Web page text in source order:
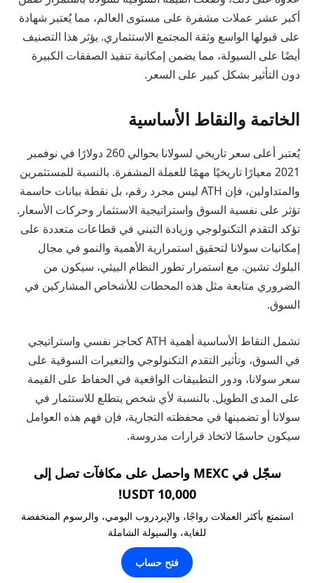
أكبر عشر عملات مشفرة على مستوى العالم، مما يُعتبر شهادة
على قبولها الواسع وثقة المجتمع الاستثماري. يؤثر هذا التصنيف
أيضًا على السيولة، مما يضمن إمكانية تنفيذ الصفقات الكبيرة
دون التأثير بشكل كبير على السعر.
الخاتمة والنقاط الأساسية
يُعتبر أعلى سعر تاريخي لسولانا بحوالي 260 دولارًا في نوفمبر
2021 معيارًا تاريخيًا مهمًا للعملة المشفرة. بالنسبة للمستثمرين
والمتداولين، فإن ATH ليس مجرد رقم، بل نقطة بيانات حاسمة
تؤثر على نفسية السوق واستراتيجية الاستثمار وحركات الأسعار.
تؤكد التقدم التكنولوجي وزيادة التبني في قطاعات متعددة على
إمكانيات سولانا لتحقيق استمرارية الأهمية والنمو في مجال
البلوك تشين. مع استمرار تطور النظام البيئي، سيكون من
الضروري متابعة مثل هذه المحطات للأشخاص المشاركين في
السوق.
تشمل النقاط الأساسية أهمية ATH كحاجز نفسي واستراتيجي
في السوق، وتأثير التقدم التكنولوجي والتغيرات السوقية على
سعر سولانا، ودور التطبيقات الواقعية في الحفاظ على القيمة
على المدى الطويل. بالنسبة لأي شخص يتطلع للاستثمار في
سولانا أو تضمينها في محفظته التجارية، فإن فهم هذه العوامل
سيكون حاسمًا لاتخاذ قرارات مدروسة.
سجّل في MEXC واحصل على مكافآت تصل إلى
10,000 USDT!
استمتع بأكثر العملات رواجًا، والإيردروب اليومي، والرسوم المنخفضة
للغاية، والسيولة الشاملة
فتح حساب